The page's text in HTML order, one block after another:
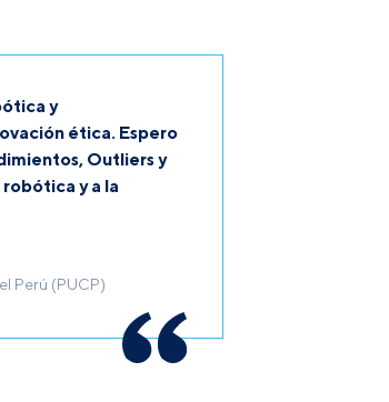
y
ética. Espero
Outliers y
y a la
Perú (PUCP)